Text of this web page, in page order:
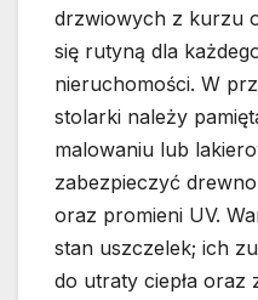
drzwiowych z kurzu
się rutyną dla
nieruchomości. W
stolarki należy
malowaniu lub
zabezpieczyć
oraz promieni UV.
stan uszczelek; ich
do utraty ciepła oraz